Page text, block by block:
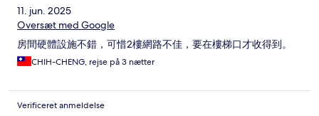
11. jun. 2025
Oversæt med Google
房間硬體設施不錯，可惜2樓網路不佳，要在樓梯口才收得到。
CHIH-CHENG, rejse på 3 nætter
Verificeret anmeldelse